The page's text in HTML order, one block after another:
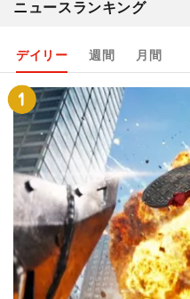
ニュースランキング
デイリー 週間 月間